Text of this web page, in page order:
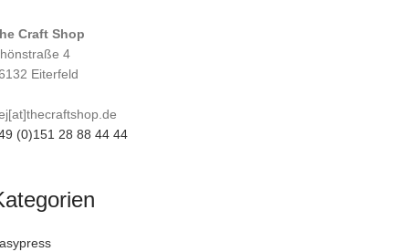
Craft Shop
4
Eiterfeld
(0)151 28 88 44 44